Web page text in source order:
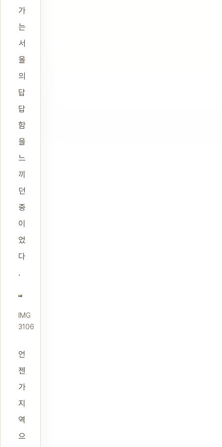
가
는
서
울
의
답
답
함
을
느
끼
던
중
이
었
다
.
IMG
3106
언
젠
가
지
역
으